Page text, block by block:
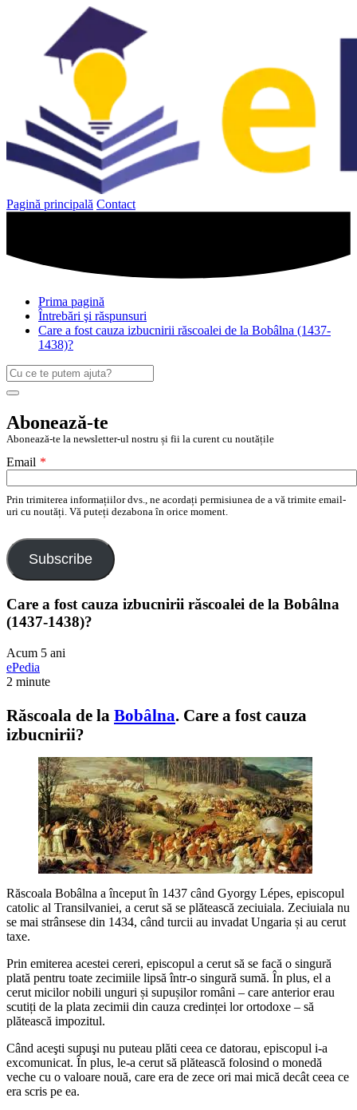
Pagină principală Contact
Prima pagină
Întrebări şi răspunsuri
Care a fost cauza izbucnirii răscoalei de la Bobâlna (1437-
1438)?
Caută
după:
Search
Abonează-te
Abonează-te la newsletter-ul nostru și fii la curent cu noutățile
Email *
Prin trimiterea informațiilor dvs., ne acordați permisiunea de a vă trimite email-
uri cu noutăți. Vă puteți dezabona în orice moment.
Subscribe
Care a fost cauza izbucnirii răscoalei de la Bobâlna
(1437-1438)?
Acum 5 ani
ePedia
2 minute
Răscoala de la Bobâlna. Care a fost cauza
izbucnirii?
Răscoala Bobâlna a început în 1437 când Gyorgy Lépes, episcopul
catolic al Transilvaniei, a cerut să se plătească zeciuiala. Zeciuiala nu
se mai strânsese din 1434, când turcii au invadat Ungaria și au cerut
taxe.
Prin emiterea acestei cereri, episcopul a cerut să se facă o singură
plată pentru toate zecimiile lipsă într-o singură sumă. În plus, el a
cerut micilor nobili unguri și supușilor români – care anterior erau
scutiți de la plata zecimii din cauza credinței lor ortodoxe – să
plătească impozitul.
Când aceşti supuşi nu puteau plăti ceea ce datorau, episcopul i-a
excomunicat. În plus, le-a cerut să plătească folosind o monedă
veche cu o valoare nouă, care era de zece ori mai mică decât ceea ce
era scris pe ea.